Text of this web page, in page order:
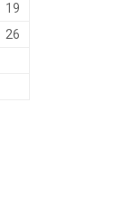
19
26